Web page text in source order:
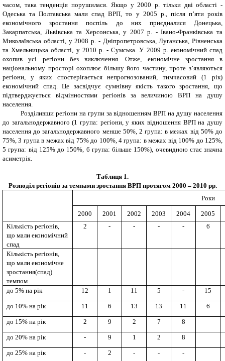
часом, така тенденція порушилася. Якщо у 2000 р. тільки дві області -
Одеська та Полтавська мали спад ВРП, то у 2005 р., після п’яти років
економічного зростання поспіль до них приєдналися Донецька,
Закарпатська, Львівська та Херсонська, у 2007 р. - Івано-Франківська та
Миколаївська області, у 2008 р. - Дніпропетровська, Луганська, Рівненська
та Хмельницька області, у 2010 р. - Сумська. У 2009 р. економічний спад
охопив усі регіони без виключення. Отже, економічне зростання в
національному просторі охоплює більшу його частину, проте з’являються
регіони, у яких спостерігається непрогнозований, тимчасовий (1 рік)
економічний спад. Це засвідчує сумнівну якість такого зростання, що
підтверджується відмінностями регіонів за величиною ВРП на душу
населення.
Розділивши регіони на групи за відношенням ВРП на душу населення
до загальнодержавного (1 група: регіони, у яких відношення ВРП на душу
населення до загальнодержавного менше 50%, 2 група: в межах від 50% до
75%, 3 група в межах від 75% до 100%, 4 група: в межах від 100% до 125%,
5 група: від 125% до 150%, 6 група: більше 150%), очевидною стає значна
асиметрія.
Таблиця 1.
Розподіл регіонів за темпами зростання ВРП протягом 2000 – 2010 рр.
Роки
2000 2001 2002 2003 2004
2005
Кількість регіонів,
що мали економічний
спад
2 - - - - 6
Кількість регіонів,
що мали економічне
зростання(спад)
темпом
до 5% на рік
12 1 11 5 - 15
до 10% на рік 11 6 13 13 11 6
до 15% на рік 2 9 2 7 8
до 20% на рік - 9 1 2 8
до 25% на рік - 2 - - -